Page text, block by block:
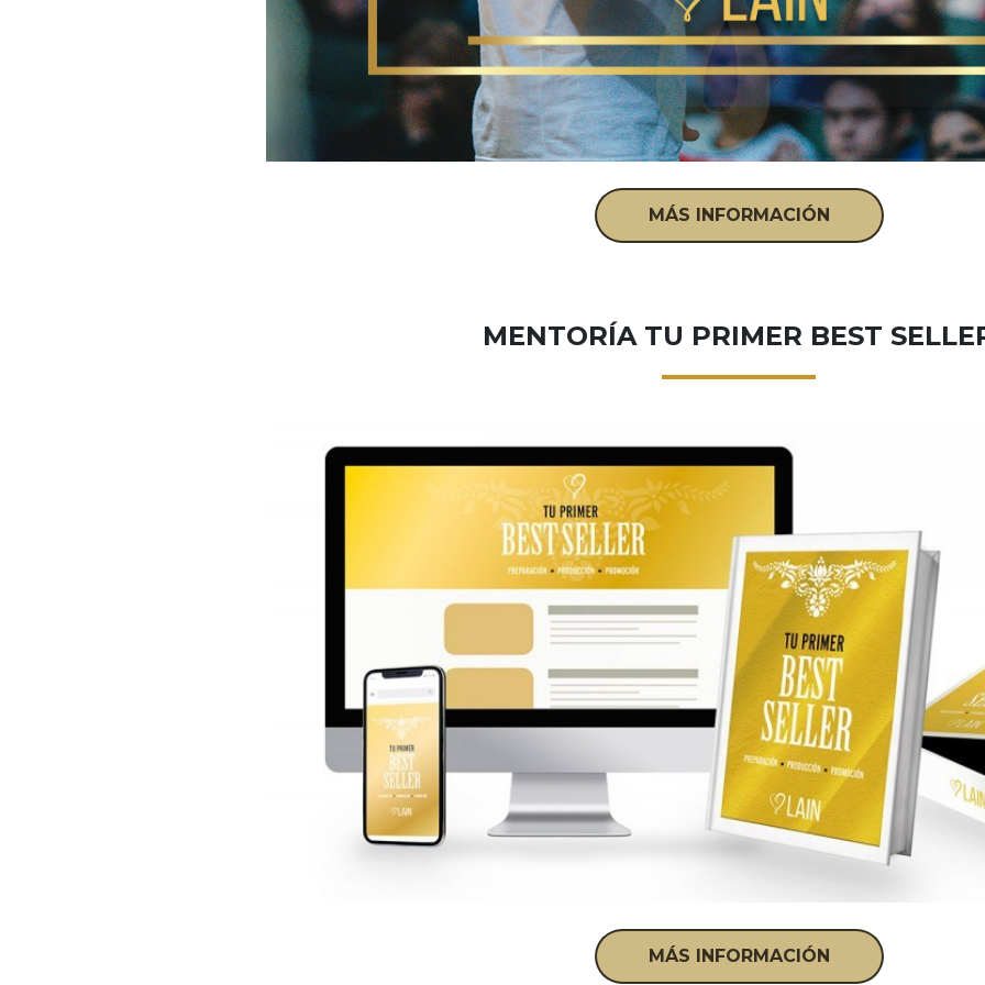
MÁS INFORMACIÓN
MENTORÍA TU PRIMER BEST
MÁS INFORMACIÓN